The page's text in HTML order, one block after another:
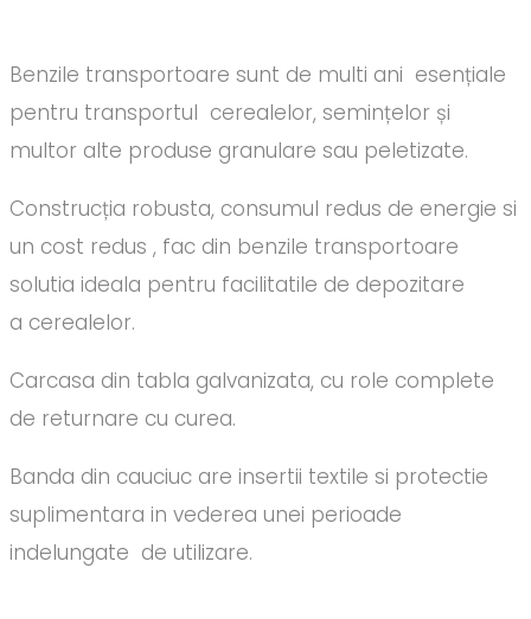
Benzile transportoare sunt de multi ani esențiale
pentru transportul cerealelor, semințelor și
multor alte produse granulare sau peletizate.
Construcția robusta, consumul redus de energie si
un cost redus , fac din benzile transportoare
solutia ideala pentru facilitatile de depozitare
a cerealelor.
Carcasa din tabla galvanizata, cu role complete
de returnare cu curea.
Banda din cauciuc are insertii textile si protectie
suplimentara in vederea unei perioade
indelungate de utilizare.